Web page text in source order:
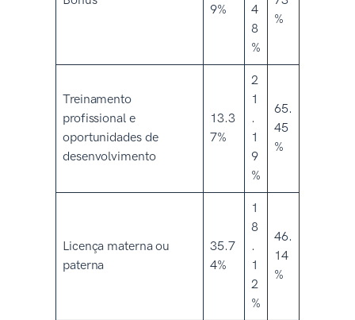
9%
4
8
%
%
Treinamento
profissional e
oportunidades de
desenvolvimento
13.3
7%
2
1
.
1
9
%
65.
45
%
Licença materna ou
paterna
35.7
4%
1
8
.
1
2
%
46.
14
%